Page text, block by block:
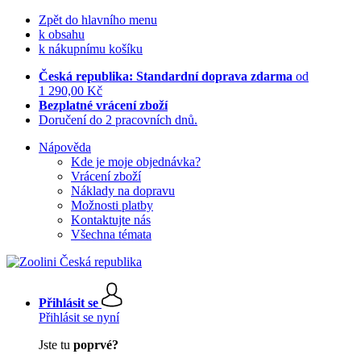
Zpět do hlavního menu
k obsahu
k nákupnímu košíku
Česká republika: Standardní doprava zdarma od
1 290,00 Kč
Bezplatné vrácení zboží
Doručení do 2 pracovních dnů.
Nápověda
Kde je moje objednávka?
Vrácení zboží
Náklady na dopravu
Možnosti platby
Kontaktujte nás
Všechna témata
Přihlásit se
Přihlásit se nyní
Jste tu poprvé?